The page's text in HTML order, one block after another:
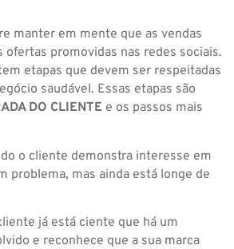
manter em mente que as vendas
ofertas promovidas nas redes sociais.
etapas que devem ser respeitadas
saudável. Essas etapas são
DO CLIENTE e os passos mais
o cliente demonstra interesse em
problema, mas ainda está longe de
já está ciente que há um
e reconhece que a sua marca